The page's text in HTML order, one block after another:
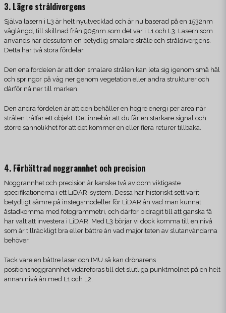
3. Lägre stråldivergens
Själva lasern i L3 är helt nyutvecklad och är nu baserad på en 1532nm
våglängd, till skillnad från 905nm som det var i L1 och L3. Lasern som
används har dessutom en betydlig smalare stråle och stråldivergens.
Detta har två stora fördelar.
Den ena fördelen är att den smalare strålen kan leta sig igenom små hål
och springor på väg ner genom vegetation eller andra strukturer och
därför nå ner till marken.
Den andra fördelen är att den behåller en högre energi per area när
strålen träffar ett objekt. Det innebär att du får en starkare signal och
större sannolikhet för att det kommer en eller flera returer tillbaka.
4. Förbättrad noggrannhet och precision
Noggrannhet och precision är kanske två av dom viktigaste
specifikationerna i ett LiDAR-system. Dessa har historiskt sett varit
betydligt sämre på instegsmodeller för LiDAR än vad man kunnat
åstadkomma med fotogrammetri, och därför bidragit till att ganska få
har valt att investera i LiDAR. Med L3 börjar vi dock komma till en nivå
som är tillräckligt bra eller bättre än vad majoriteten av slutanvändarna
behöver.
Tack vare en bättre laser och IMU så kan drönarens
positionsnoggrannhet vidareföras till det slutliga punktmolnet på en helt
annan nivå än med L1 och L2.